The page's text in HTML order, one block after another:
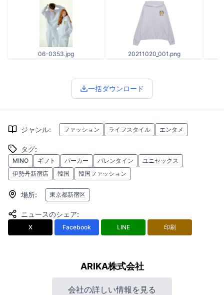
06-0353.jpg 20211020_001.png
一括ダウンロード
ジャンル: ファッション ライフスタイル エンタメ
タグ:
MINO ギフト パーカー バレンタイン
ユニセックス
伊勢丹新宿店
韓国 韓国ファッション
場所: 東京都新宿区
ニュースのシェア:
X Facebook LINE 印刷
ARIKA株式会社
会社の詳しい情報を見る